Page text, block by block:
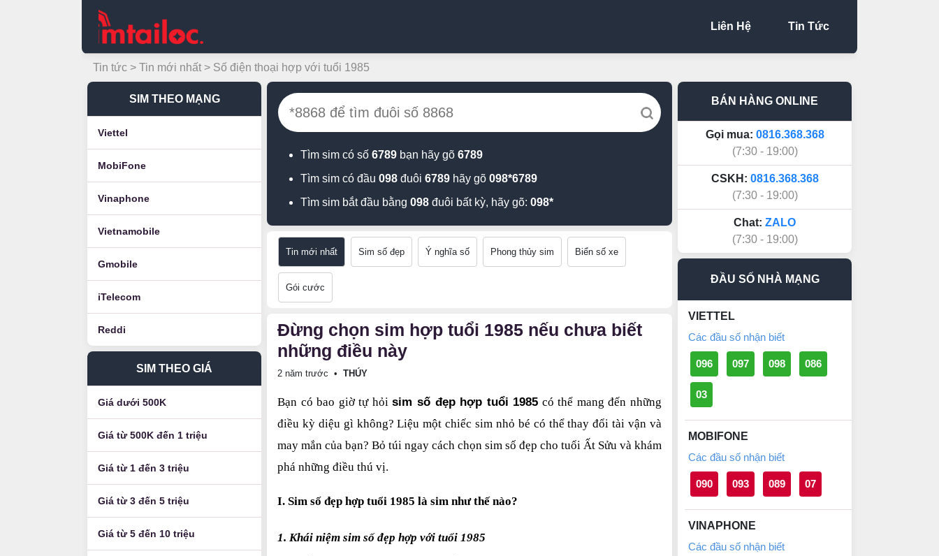
Liên Hệ Tin Tức
Tin tức > Tin mới nhất > Số điện thoại hợp với tuổi 1985
SIM THEO MẠNG
Viettel
MobiFone
Vinaphone
Vietnamobile
Gmobile
iTelecom
Reddi
SIM THEO GIÁ
Giá dưới 500K
Giá từ 500K đến 1 triệu
Giá từ 1 đến 3 triệu
Giá từ 3 đến 5 triệu
Giá từ 5 đến 10 triệu
Tìm sim có số 6789 bạn hãy gõ 6789
Tìm sim có đầu 098 đuôi 6789 hãy gõ 098*6789
Tìm sim bắt đầu bằng 098 đuôi bất kỳ, hãy gõ: 098*
Tin mới nhất Sim số đẹp Ý nghĩa số Phong thủy sim Biển số xe
Gói cước
Đừng chọn sim hợp tuổi 1985 nếu chưa biết
những điều này
2 năm trước • THÚY
Bạn có bao giờ tự hỏi sim số đẹp hợp tuổi 1985 có thể mang đến những
điều kỳ diệu gì không? Liệu một chiếc sim nhỏ bé có thể thay đổi tài vận và
may mắn của bạn? Bỏ túi ngay cách chọn sim số đẹp cho tuổi Ất Sửu và khám
phá những điều thú vị.
I. Sim số đẹp hợp tuổi 1985 là sim như thế nào?
1. Khái niệm sim số đẹp hợp với tuổi 1985
BÁN HÀNG ONLINE
Gọi mua: 0816.368.368
(7:30 - 19:00)
CSKH: 0816.368.368
(7:30 - 19:00)
Chat: ZALO
(7:30 - 19:00)
ĐẦU SỐ NHÀ MẠNG
VIETTEL
Các đầu số nhận biết
096 097 098 086
03
MOBIFONE
Các đầu số nhận biết
090 093 089 07
VINAPHONE
Các đầu số nhận biết